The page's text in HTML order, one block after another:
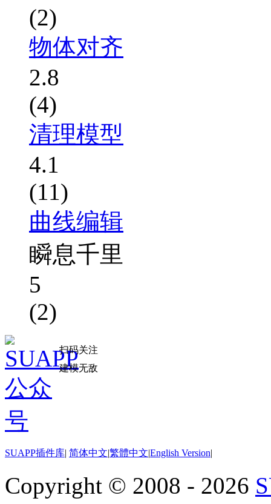
(2)
物体对齐
2.8
(4)
清理模型
4.1
(11)
曲线编辑
瞬息千里
5
(2)
扫码关注
建模无敌
SUAPP插件库| 简体中文|繁體中文|English Version|
Copyright © 2008 - 2026